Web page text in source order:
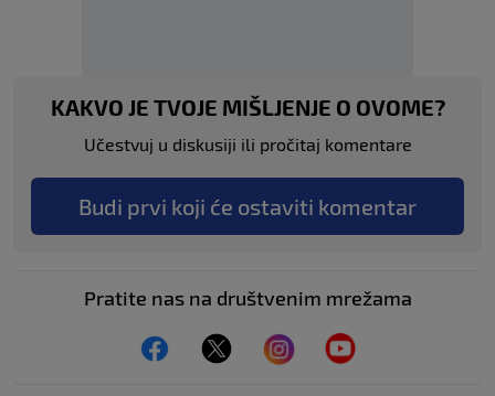
KAKVO JE TVOJE MIŠLJENJE O OVOME?
Učestvuj u diskusiji ili pročitaj komentare
Budi prvi koji će ostaviti komentar
Pratite nas na društvenim mrežama